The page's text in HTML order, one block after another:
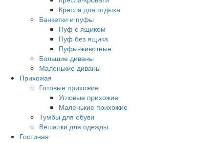
Кресла для отдыха
Банкетки и пуфы
Пуф с ящиком
Пуф без ящика
Пуфы-животные
Большие диваны
Маленькие диваны
Прихожая
Готовые прихожие
Угловые прихожие
Маленькие прихожие
Тумбы для обуви
Вешалки для одежды
Гостиная